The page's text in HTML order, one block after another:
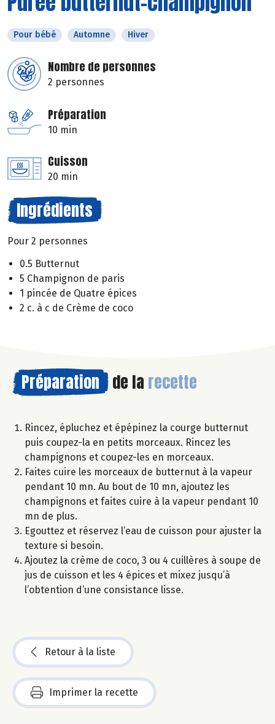
Pour bébé Automne Hiver
Nombre de personnes
2 personnes
Préparation
10 min
Cuisson
20 min
Ingrédients
Pour 2 personnes
0.5 Butternut
5 Champignon de paris
1 pincée de Quatre épices
2 c. à c de Crème de coco
Préparation de la recette
Rincez, épluchez et épépinez la courge butternut
puis coupez-la en petits morceaux. Rincez les
champignons et coupez-les en morceaux.
Faites cuire les morceaux de butternut à la vapeur
pendant 10 mn. Au bout de 10 mn, ajoutez les
champignons et faites cuire à la vapeur pendant 10
mn de plus.
Egouttez et réservez l’eau de cuisson pour ajuster la
texture si besoin.
Ajoutez la crème de coco, 3 ou 4 cuillères à soupe de
jus de cuisson et les 4 épices et mixez jusqu’à
l’obtention d’une consistance lisse.
Retour à la liste
Imprimer la recette